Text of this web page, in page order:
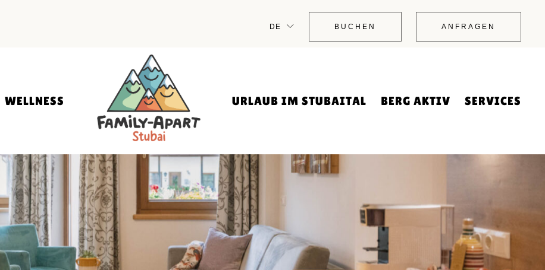
DE BUCHEN ANFRAGEN
WELLNESS
PANORAMA INDOOR POOL
WELLNESS & FAMILY SPA
URLAUB IM STUBAITAL
FAMILIENURLAUB
SOMMER
FAMILIENURLAUB WINTER
STUBAI SUPER CARD
URLAUB MIT HUND
BERG AKTIV
DIE 4 STUBAIER
SKIEGEBIETE
SKIBUS
SERVICES
KONTAKT
IMPRESSUM
BUCHUNGSFORMULAR
ANFRAGEFORMULAR
AKTIV IM SOMMERHÄUFIGE FRAGEN (FAQ)
APARTMENT STUBAI